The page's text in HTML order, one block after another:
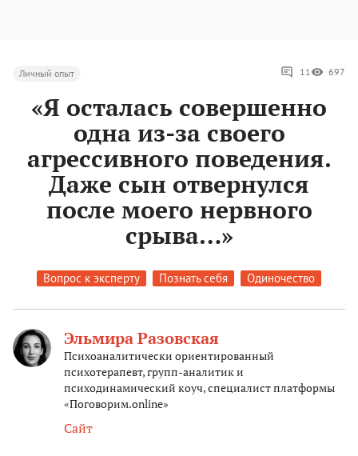
Личный опыт 11 697
«Я осталась совершенно
одна из-за своего
агрессивного поведения.
Даже сын отвернулся
после моего нервного
срыва…»
Вопрос к эксперту Познать себя Одиночество
Эльмира Разовская
Психоаналитически ориентированный
психотерапевт, групп-аналитик и
психодинамический коуч, специалист платформы
«Поговорим.online»
Сайт